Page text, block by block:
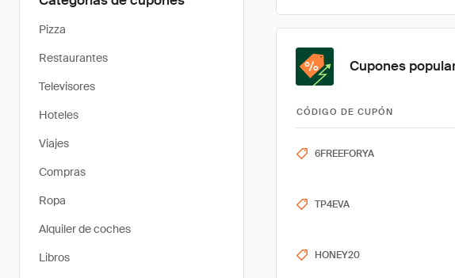
Pizza
Restaurantes
Televisores
Hoteles
Viajes
Compras
Ropa
Alquiler de coches
Libros
Cupones
CÓDIGO DE CUPÓN
6FREEFORYA
TP4EVA
HONEY20